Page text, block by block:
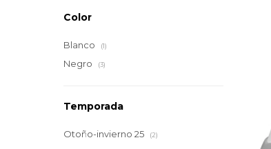
Color
Blanco (1)
Negro (3)
Temporada
Otoño-invierno 25 (2)